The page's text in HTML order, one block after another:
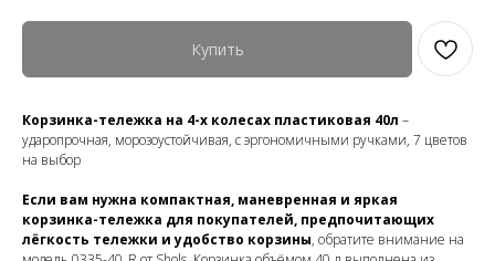
Купить
Корзинка-тележка на 4-х колесах пластиковая 40л –
ударопрочная, морозоустойчивая, с эргономичными ручками, 7 цветов
на выбор
Если вам нужна компактная, маневренная и яркая
корзинка-тележка для покупателей, предпочитающих
лёгкость тележки и удобство корзины, обратите внимание на